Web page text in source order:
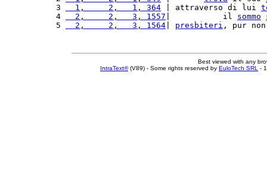
3
  1,     2,   1, 364
| attraverso di lui
4
  2,     2,   3, 1557
|           il sommo
5
  2,     2,   3, 1564
presbiteri , pur
Best viewed with any
IntraText®(V89) - Some rights reserved by EuloTech SRL -